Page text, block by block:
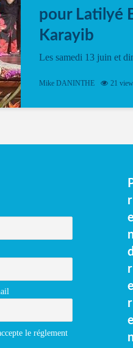
pour Latilyé
Karayib
Les samedi 13 juin et
vibrant à Pierrot
spectacle de fin
Mike DANINTHE 21
le réglement
r
e
d
r
e
r
e